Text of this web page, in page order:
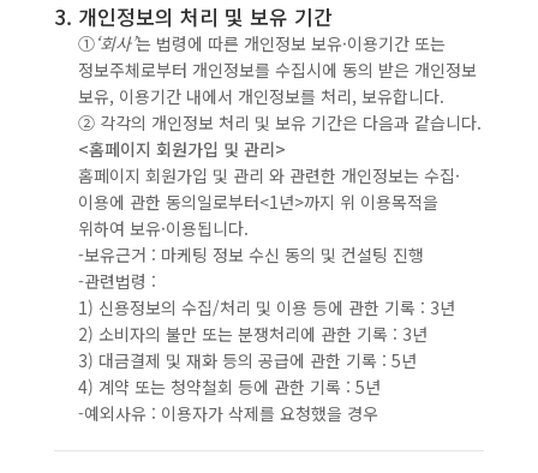
3. 개인정보의 처리 및 보유 기간
①‘회사’는 법령에 따른 개인정보 보유·이용기간 또는
정보주체로부터 개인정보를 수집시에 동의 받은 개인정보
보유, 이용기간 내에서 개인정보를 처리, 보유합니다.
② 각각의 개인정보 처리 및 보유 기간은 다음과 같습니다.
<홈페이지 회원가입 및 관리>
홈페이지 회원가입 및 관리 와 관련한 개인정보는 수집·
이용에 관한 동의일로부터<1년>까지 위 이용목적을
위하여 보유·이용됩니다.
-보유근거 : 마케팅 정보 수신 동의 및 컨설팅 진행
-관련법령 :
1) 신용정보의 수집/처리 및 이용 등에 관한 기록 : 3년
2) 소비자의 불만 또는 분쟁처리에 관한 기록 : 3년
3) 대금결제 및 재화 등의 공급에 관한 기록 : 5년
4) 계약 또는 청약철회 등에 관한 기록 : 5년
-예외사유 : 이용자가 삭제를 요청했을 경우